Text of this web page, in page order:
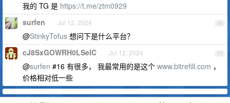
我的 TG 是 https://t.me/ztm0929
16
surfen Jul 12, 2024
@StinkyTofus 想问下是什么平台？
17
cJ8SxGOWRH0LSelC Jul 12, 2024
@surfen #16 有很多， 我最常用的是这个 www.bitrefill.com ，
价格相对低一些